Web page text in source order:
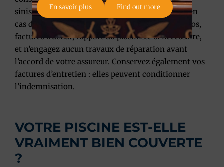
sinistre classique (tempête, inondation), 2 jours en
cas de vol. Documentez systématiquement, photos,
factures d’achat, rapport du pisciniste si nécessaire,
et n’engagez aucun travaux de réparation avant
l’accord de votre assureur. Conservez également vos
factures d’entretien : elles peuvent conditionner
l’indemnisation.
VOTRE PISCINE EST-ELLE
VRAIMENT BIEN COUVERTE
?
En savoir plus Find out more